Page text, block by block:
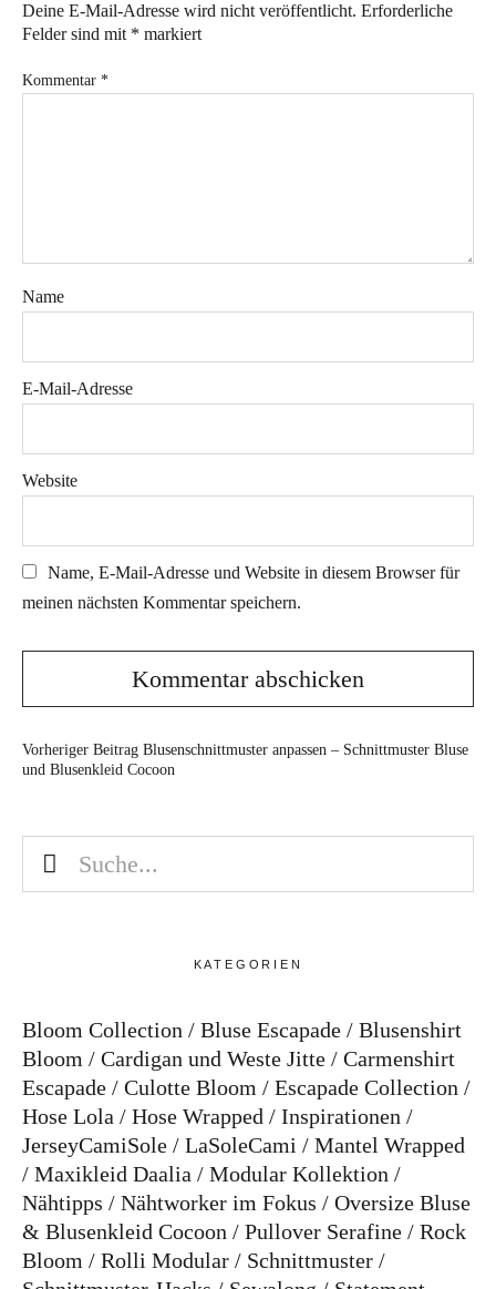
Instagram
&
Deine E-Mail-Adresse wird nicht veröffentlicht. Erforderliche
Felder sind mit * markiert
Kommentar *
Name
E-Mail-Adresse
Website
Name, E-Mail-Adresse und Website in diesem Browser für
meinen nächsten Kommentar speichern.
Vorheriger Beitrag Blusenschnittmuster anpassen – Schnittmuster Bluse
und Blusenkleid Cocoon
KATEGORIEN
Bloom Collection Bluse Escapade
Blusenshirt
Bloom
Cardigan und Weste Jitte
Carmenshirt
Escapade
Culotte Bloom
Escapade Collection
Hose Lola
Hose Wrapped
Inspirationen
JerseyCamiSole
LaSoleCami
Mantel Wrapped
Maxikleid Daalia
Modular Kollektion
Nähtipps
Nähtworker im Fokus
Oversize Bluse
& Blusenkleid Cocoon
Pullover Serafine
Rock
Bloom
Rolli Modular
Schnittmuster